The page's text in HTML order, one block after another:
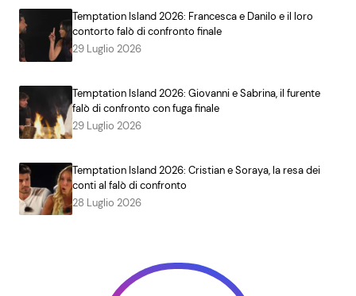
Temptation Island 2026: Francesca e Danilo e il loro
contorto falò di confronto finale
29 Luglio 2026
Temptation Island 2026: Giovanni e Sabrina, il furente
falò di confronto con fuga finale
29 Luglio 2026
Temptation Island 2026: Cristian e Soraya, la resa dei
conti al falò di confronto
28 Luglio 2026